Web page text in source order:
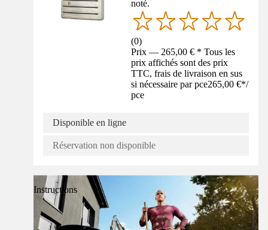
noté.
(0)
Prix — 265,00 € * Tous les
prix affichés sont des prix
TTC, frais de livraison en sus
si nécessaire par pce265,00 €*/
pce
Disponible en ligne
Réservation non disponible
Instructions